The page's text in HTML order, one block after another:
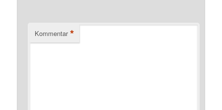
Kommentar *